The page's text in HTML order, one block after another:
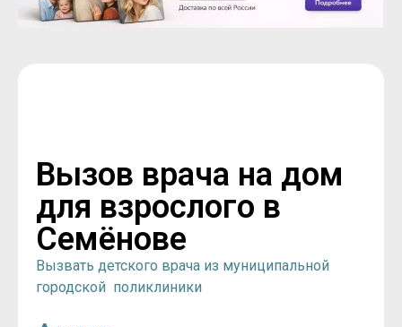
Вызов врача на дом
для взрослого в
Семёнове
Вызвать детского врача из муниципальной
городской поликлиники